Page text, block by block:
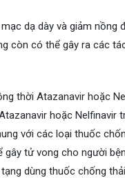
dạ dày và giảm nồng
còn có thể gây ra các
thời Atazanavir hoặc
hoặc Nelfinavir
với các loại thuốc
gây tử vong cho người
dùng thuốc chống